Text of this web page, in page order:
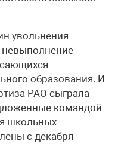
увольнения
образования. И
РАО сыграла
командой
школьных
с декабря